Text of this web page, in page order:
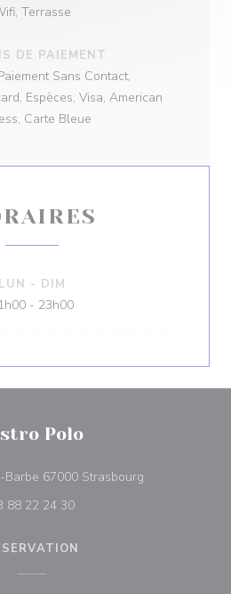
Terrasse
DE PAIEMENT
Sans Contact,
Espèces, Visa, American
Carte Bleue
LUN - DIM
- 23h00
Polo
Barbe 67000 Strasbourg((ouvre une
88 22 24 30